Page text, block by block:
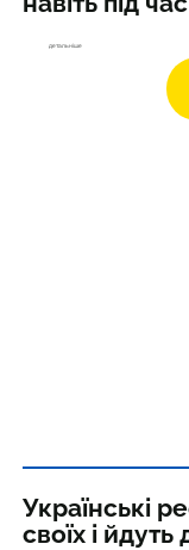
Українські
своїх і
детальніше